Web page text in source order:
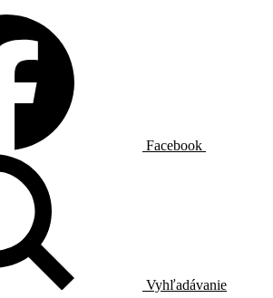
Facebook
Vyhľadávanie